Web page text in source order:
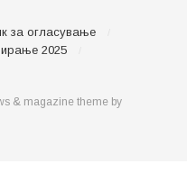
за огласување
2025
& magazine theme by